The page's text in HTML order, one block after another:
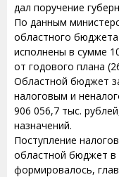
дал поручение
По данным
областного
исполнены в сумме
от годового плана
Областной бюджет
налоговым и
906 056,7 тыс.
назначений.
Поступление
областной бюджет в
формировалось,